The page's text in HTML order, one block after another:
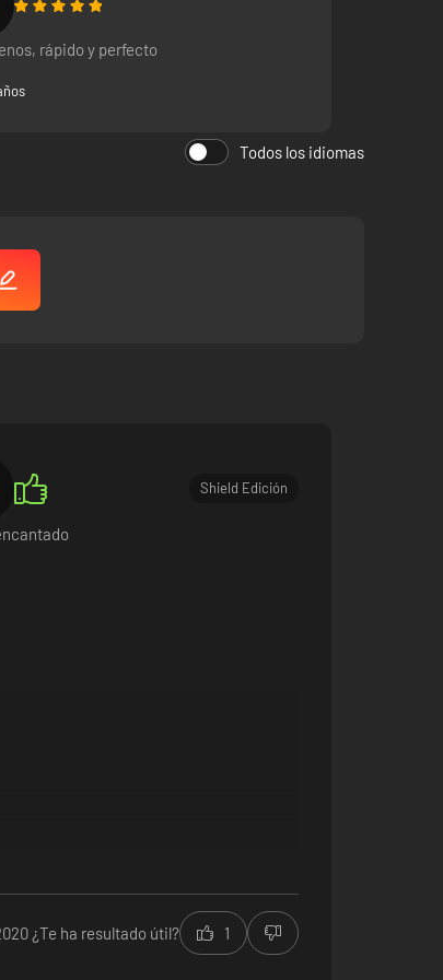
rápido y perfecto
Todos los idiomas
Shield Edición
¿Te ha resultado útil? 1